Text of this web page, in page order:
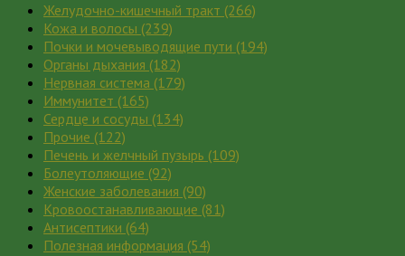
Желудочно-кишечный тракт (266)
Кожа и волосы (239)
Почки и мочевыводящие пути (194)
Органы дыхания (182)
Нервная система (179)
Иммунитет (165)
Сердце и сосуды (134)
Прочие (122)
Печень и желчный пузырь (109)
Болеутоляющие (92)
Женские заболевания (90)
Кровоостанавливающие (81)
Антисептики (64)
Полезная информация (54)